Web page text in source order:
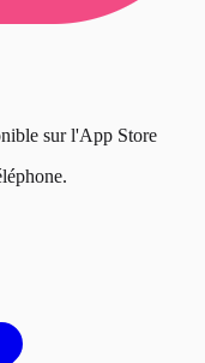
sur l'App Store